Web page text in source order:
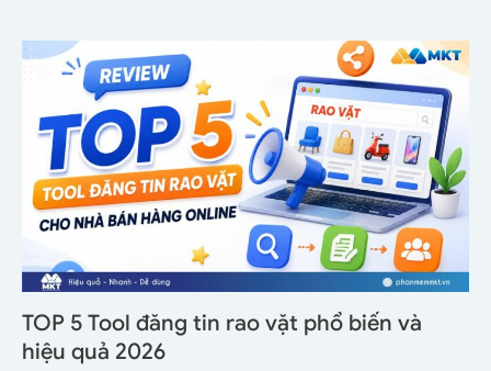
TOP 5 Tool đăng tin rao vặt phổ biến và
hiệu quả 2026